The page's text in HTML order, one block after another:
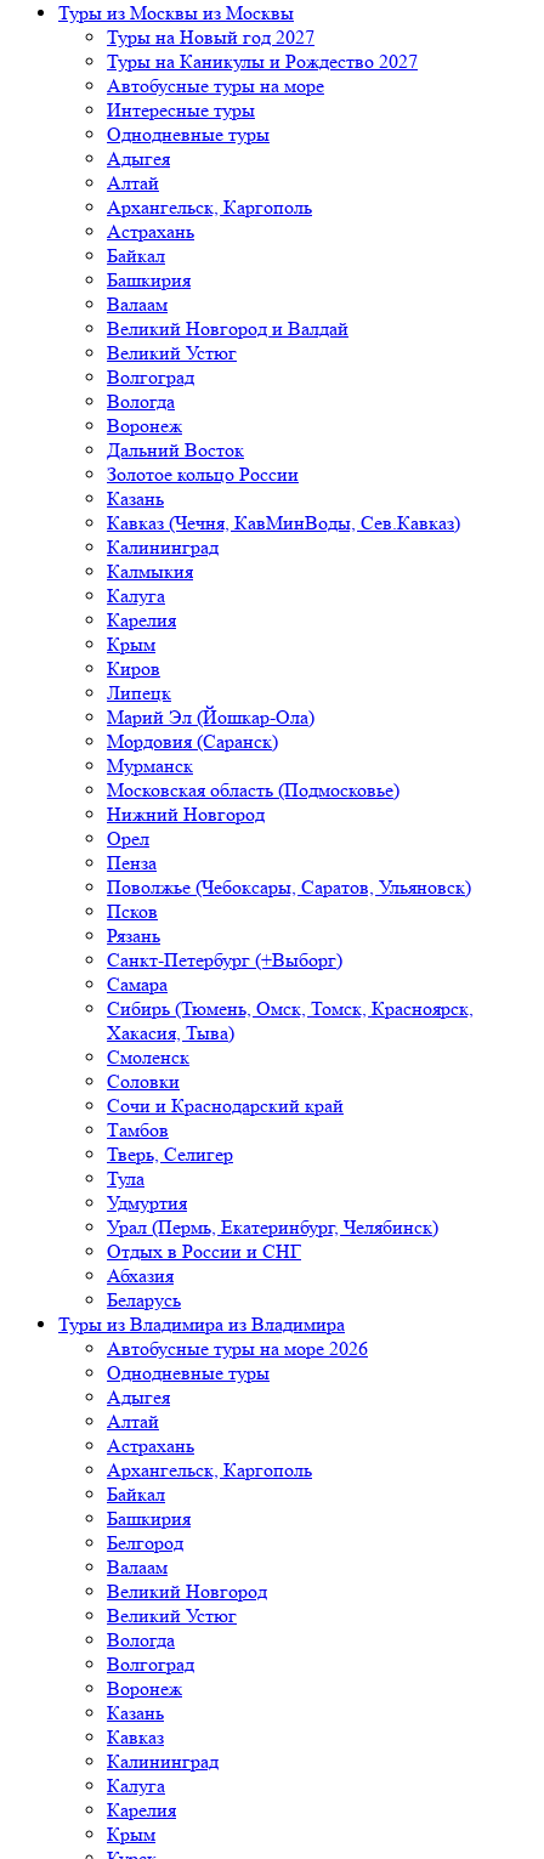
Туры из Москвы из Москвы
Туры на Новый год 2027
Туры на Каникулы и Рождество 2027
Автобусные туры на море
Интересные туры
Однодневные туры
Адыгея
Алтай
Архангельск, Каргополь
Астрахань
Байкал
Башкирия
Валаам
Великий Новгород и Валдай
Великий Устюг
Волгоград
Вологда
Воронеж
Дальний Восток
Золотое кольцо России
Казань
Кавказ (Чечня, КавМинВоды, Сев.Кавказ)
Калининград
Калмыкия
Калуга
Карелия
Крым
Киров
Липецк
Марий Эл (Йошкар-Ола)
Мордовия (Саранск)
Мурманск
Московская область (Подмосковье)
Нижний Новгород
Орел
Пенза
Поволжье (Чебоксары, Саратов, Ульяновск)
Псков
Рязань
Санкт-Петербург (+Выборг)
Самара
Сибирь (Тюмень, Омск, Томск, Красноярск,
Хакасия, Тыва)
Смоленск
Соловки
Сочи и Краснодарский край
Тамбов
Тверь, Селигер
Тула
Удмуртия
Урал (Пермь, Екатеринбург, Челябинск)
Отдых в России и СНГ
Абхазия
Беларусь
Туры из Владимира из Владимира
Автобусные туры на море 2026
Однодневные туры
Адыгея
Алтай
Астрахань
Архангельск, Каргополь
Байкал
Башкирия
Белгород
Валаам
Великий Новгород
Великий Устюг
Вологда
Волгоград
Воронеж
Казань
Кавказ
Калининград
Калуга
Карелия
Крым